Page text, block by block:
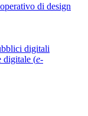
di design
digitali
digitale (e-